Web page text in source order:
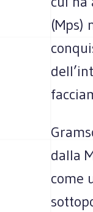
(Mps)
dalla
come